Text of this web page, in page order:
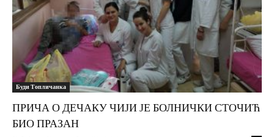
Буди Топличанка
ПРИЧА О ДЕЧАКУ ЧИЈИ ЈЕ БОЛНИЧКИ СТОЧИЋ
БИО ПРАЗАН